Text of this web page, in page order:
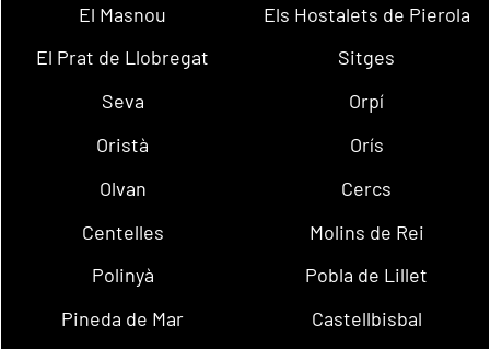
El Masnou
Els Hostalets de Pierola
El Prat de Llobregat
Sitges
Seva
Orpí
Oristà
Orís
Olvan
Cercs
Centelles
Molins de Rei
Polinyà
Pobla de Lillet
Pineda de Mar
Castellbisbal